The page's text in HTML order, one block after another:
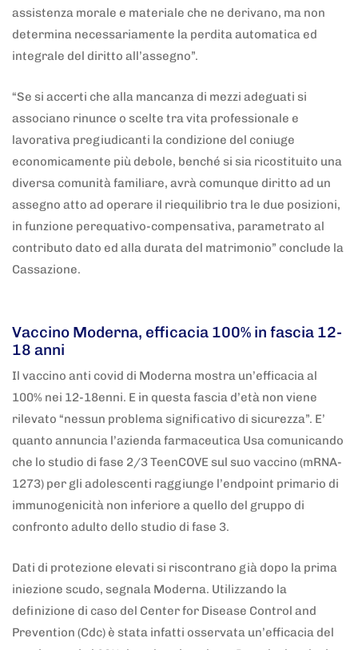
assistenza morale e materiale che ne derivano, ma non
determina necessariamente la perdita automatica ed
integrale del diritto all’assegno”.
“Se si accerti che alla mancanza di mezzi adeguati si
associano rinunce o scelte tra vita professionale e
lavorativa pregiudicanti la condizione del coniuge
economicamente più debole, benché si sia ricostituito una
diversa comunità familiare, avrà comunque diritto ad un
assegno atto ad operare il riequilibrio tra le due posizioni,
in funzione perequativo-compensativa, parametrato al
contributo dato ed alla durata del matrimonio” conclude la
Cassazione.
Vaccino Moderna, efficacia 100% in fascia 12-
18 anni
Il vaccino anti covid di Moderna mostra un’efficacia al
100% nei 12-18enni. E in questa fascia d’età non viene
rilevato “nessun problema significativo di sicurezza”. E’
quanto annuncia l’azienda farmaceutica Usa comunicando
che lo studio di fase 2/3 TeenCOVE sul suo vaccino (mRNA-
1273) per gli adolescenti raggiunge l’endpoint primario di
immunogenicità non inferiore a quello del gruppo di
confronto adulto dello studio di fase 3.
Dati di protezione elevati si riscontrano già dopo la prima
iniezione scudo, segnala Moderna. Utilizzando la
definizione di caso del Center for Disease Control and
Prevention (Cdc) è stata infatti osservata un’efficacia del